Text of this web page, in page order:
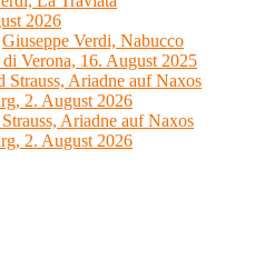
2026
Giuseppe Verdi, Nabucco
Verona, 16. August 2025
Strauss, Ariadne auf Naxos
2. August 2026
Ariadne auf Naxos
2. August 2026